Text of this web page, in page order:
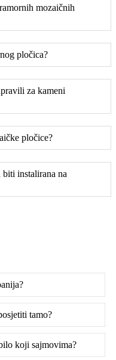
mozaičnih
pločica?
za kameni
pločice?
instalirana na
tamo?
koji sajmovima?